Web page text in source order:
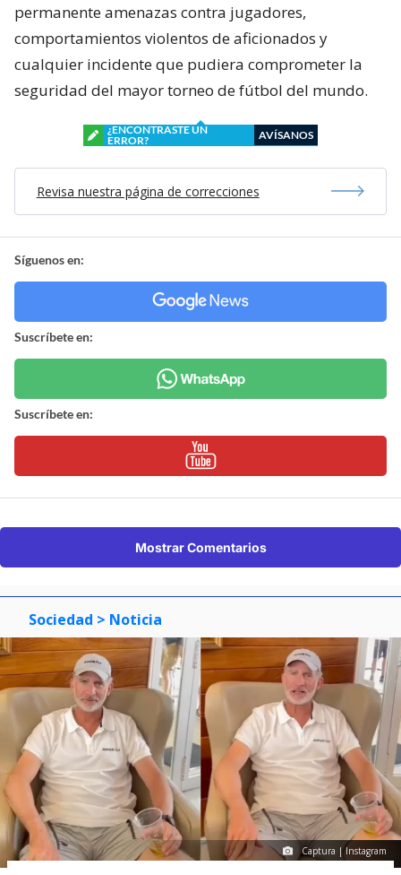
permanente amenazas contra jugadores,
comportamientos violentos de aficionados y
cualquier incidente que pudiera comprometer la
seguridad del mayor torneo de fútbol del mundo.
¿ENCONTRASTE UN
ERROR?
AVÍSANOS
Revisa nuestra página de correcciones
Síguenos en:
Suscríbete en:
Suscríbete en:
Mostrar Comentarios
Sociedad > Noticia
Captura | Instagram